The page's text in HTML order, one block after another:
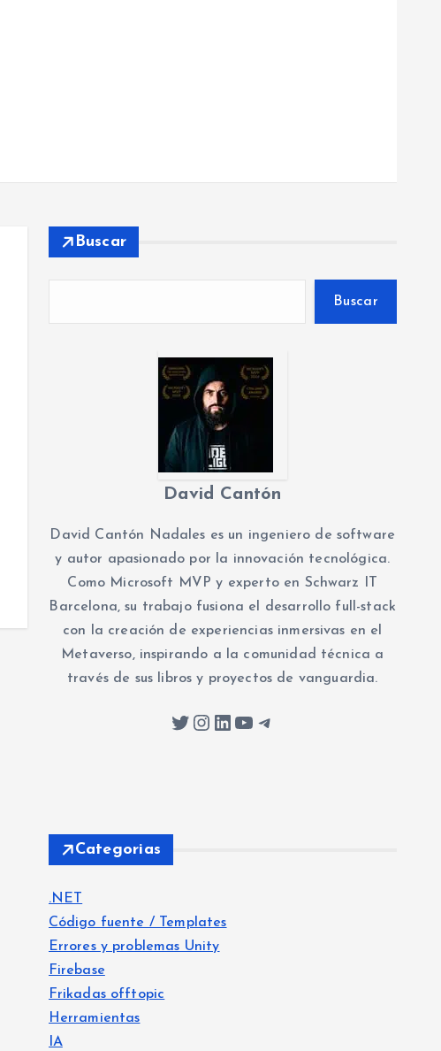
Buscar
Buscar
David Cantón
David Cantón Nadales es un ingeniero de software
y autor apasionado por la innovación tecnológica.
Como Microsoft MVP y experto en Schwarz IT
Barcelona, su trabajo fusiona el desarrollo full-stack
con la creación de experiencias inmersivas en el
Metaverso, inspirando a la comunidad técnica a
través de sus libros y proyectos de vanguardia.
Twitter Instagram LinkedIn YouTube Telegram
Categorias
.NET
Código fuente / Templates
Errores y problemas Unity
Firebase
Frikadas offtopic
Herramientas
IA